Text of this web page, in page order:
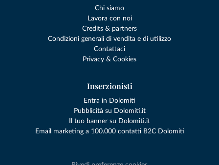
Chi siamo
Lavora con noi
Credits & partners
Condizioni generali di vendita e di utilizzo
Contattaci
Privacy & Cookies
Inserzionisti
Entra in Dolomiti
Pubblicità su Dolomiti.it
Il tuo banner su Dolomiti.it
Email marketing a 100.000 contatti B2C Dolomiti